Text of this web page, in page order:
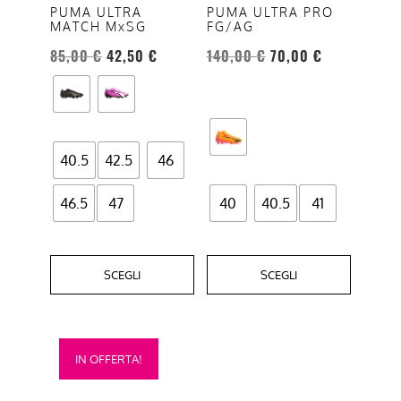
PUMA ULTRA
MATCH MxSG
85,00€ 42,50 €
40.5 42.5 46
46.5 47
SCEGLI
opzioni
possono
essere
scelte
nella
del
prodotto
PUMA ULTRA PRO
FG/AG
140,00€ 70,00 €
40 40.5 41
SCEGLI
opzioni
possono
essere
pagina
del
IN OFFERTA!
Questo
prodotto